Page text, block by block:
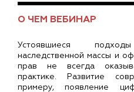
О ЧЕМ ВЕБИНАР
Устоявшиеся
наследственной массы и
прав не всегда
практике. Развитие
примеру, появление